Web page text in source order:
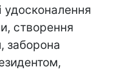
удосконалення
створення
заборона